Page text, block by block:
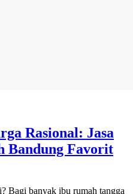
Rasional: Jasa
Bandung Favorit
Bagi banyak ibu rumah tangga